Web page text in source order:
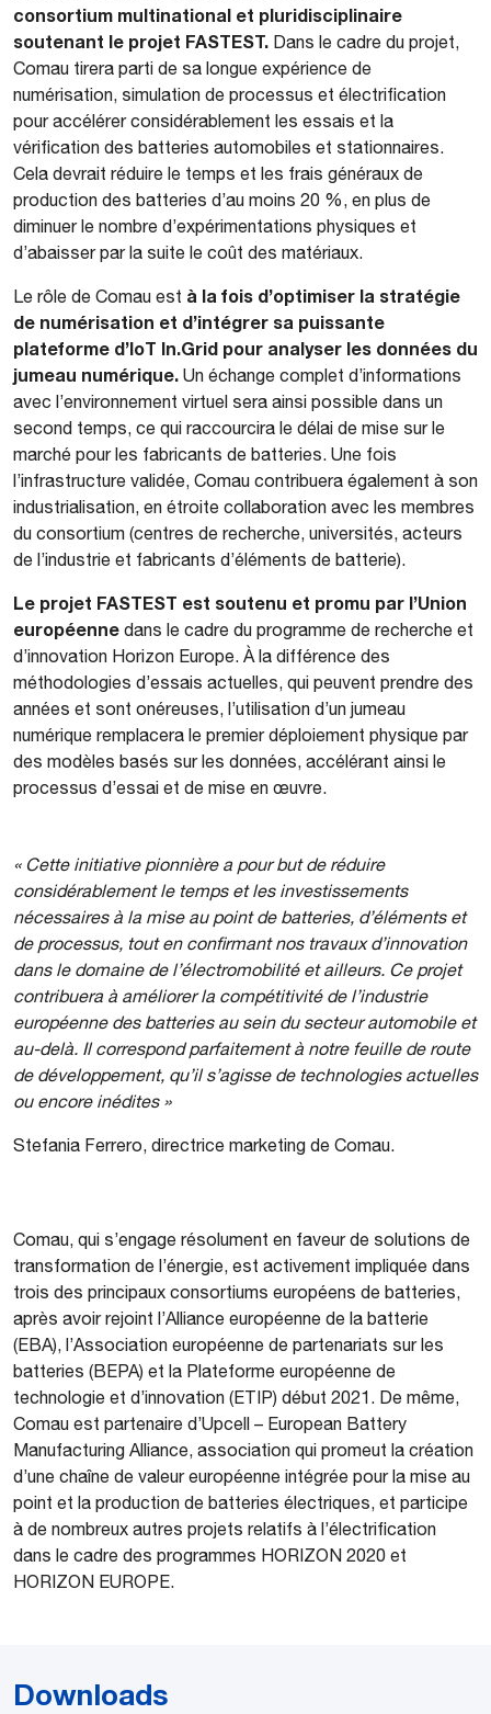
consortium multinational et pluridisciplinaire
soutenant le projet FASTEST. Dans le cadre du projet,
Comau tirera parti de sa longue expérience de
numérisation, simulation de processus et électrification
pour accélérer considérablement les essais et la
vérification des batteries automobiles et stationnaires.
Cela devrait réduire le temps et les frais généraux de
production des batteries d’au moins 20 %, en plus de
diminuer le nombre d’expérimentations physiques et
d’abaisser par la suite le coût des matériaux.
Le rôle de Comau est à la fois d’optimiser la stratégie
de numérisation et d’intégrer sa puissante
plateforme d’IoT In.Grid pour analyser les données du
jumeau numérique. Un échange complet d’informations
avec l’environnement virtuel sera ainsi possible dans un
second temps, ce qui raccourcira le délai de mise sur le
marché pour les fabricants de batteries. Une fois
l’infrastructure validée, Comau contribuera également à son
industrialisation, en étroite collaboration avec les membres
du consortium (centres de recherche, universités, acteurs
de l’industrie et fabricants d’éléments de batterie).
Le projet FASTEST est soutenu et promu par l’Union
européenne dans le cadre du programme de recherche et
d’innovation Horizon Europe. À la différence des
méthodologies d’essais actuelles, qui peuvent prendre des
années et sont onéreuses, l’utilisation d’un jumeau
numérique remplacera le premier déploiement physique par
des modèles basés sur les données, accélérant ainsi le
processus d’essai et de mise en œuvre.
« Cette initiative pionnière a pour but de réduire
considérablement le temps et les investissements
nécessaires à la mise au point de batteries, d’éléments et
de processus, tout en confirmant nos travaux d’innovation
dans le domaine de l’électromobilité et ailleurs. Ce projet
contribuera à améliorer la compétitivité de l’industrie
européenne des batteries au sein du secteur automobile et
au-delà. Il correspond parfaitement à notre feuille de route
de développement, qu’il s’agisse de technologies actuelles
ou encore inédites »
Stefania Ferrero, directrice marketing de Comau.
Comau, qui s’engage résolument en faveur de solutions de
transformation de l’énergie, est activement impliquée dans
trois des principaux consortiums européens de batteries,
après avoir rejoint l’Alliance européenne de la batterie
(EBA), l’Association européenne de partenariats sur les
batteries (BEPA) et la Plateforme européenne de
technologie et d’innovation (ETIP) début 2021. De même,
Comau est partenaire d’Upcell – European Battery
Manufacturing Alliance, association qui promeut la création
d’une chaîne de valeur européenne intégrée pour la mise au
point et la production de batteries électriques, et participe
à de nombreux autres projets relatifs à l’électrification
dans le cadre des programmes HORIZON 2020 et
HORIZON EUROPE.
Downloads